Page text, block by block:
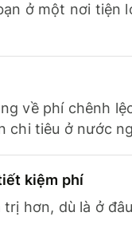
ở một nơi tiện
về phí chênh
chi tiêu ở nước
kiệm phí
trị hơn, dù là ở